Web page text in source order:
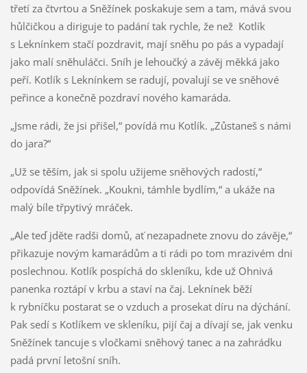
třetí za čtvrtou a Sněžínek poskakuje sem a tam, mává svou
hůlčičkou a diriguje to padání tak rychle, že než Kotlík
s Leknínkem stačí pozdravit, mají sněhu po pás a vypadají
jako malí sněhuláčci. Sníh je lehoučký a závěj měkká jako
peří. Kotlík s Leknínkem se radují, povalují se ve sněhové
peřince a konečně pozdraví nového kamaráda.
„Jsme rádi, že jsi přišel,“ povídá mu Kotlík. „Zůstaneš s námi
do jara?“
„Už se těším, jak si spolu užijeme sněhových radostí,“
odpovídá Sněžínek. „Koukni, támhle bydlím,“ a ukáže na
malý bíle třpytivý mráček.
„Ale teď jděte radši domů, ať nezapadnete znovu do závěje,“
přikazuje novým kamarádům a ti rádi po tom mrazivém dni
poslechnou. Kotlík pospíchá do skleníku, kde už Ohnivá
panenka roztápí v krbu a staví na čaj. Leknínek běží
k rybníčku postarat se o vzduch a prosekat díru na dýchání.
Pak sedí s Kotlíkem ve skleníku, pijí čaj a dívají se, jak venku
Sněžínek tancuje s vločkami sněhový tanec a na zahrádku
padá první letošní sníh.